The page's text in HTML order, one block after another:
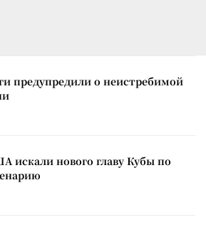
предупредили о неистребимой
искали нового главу Кубы по